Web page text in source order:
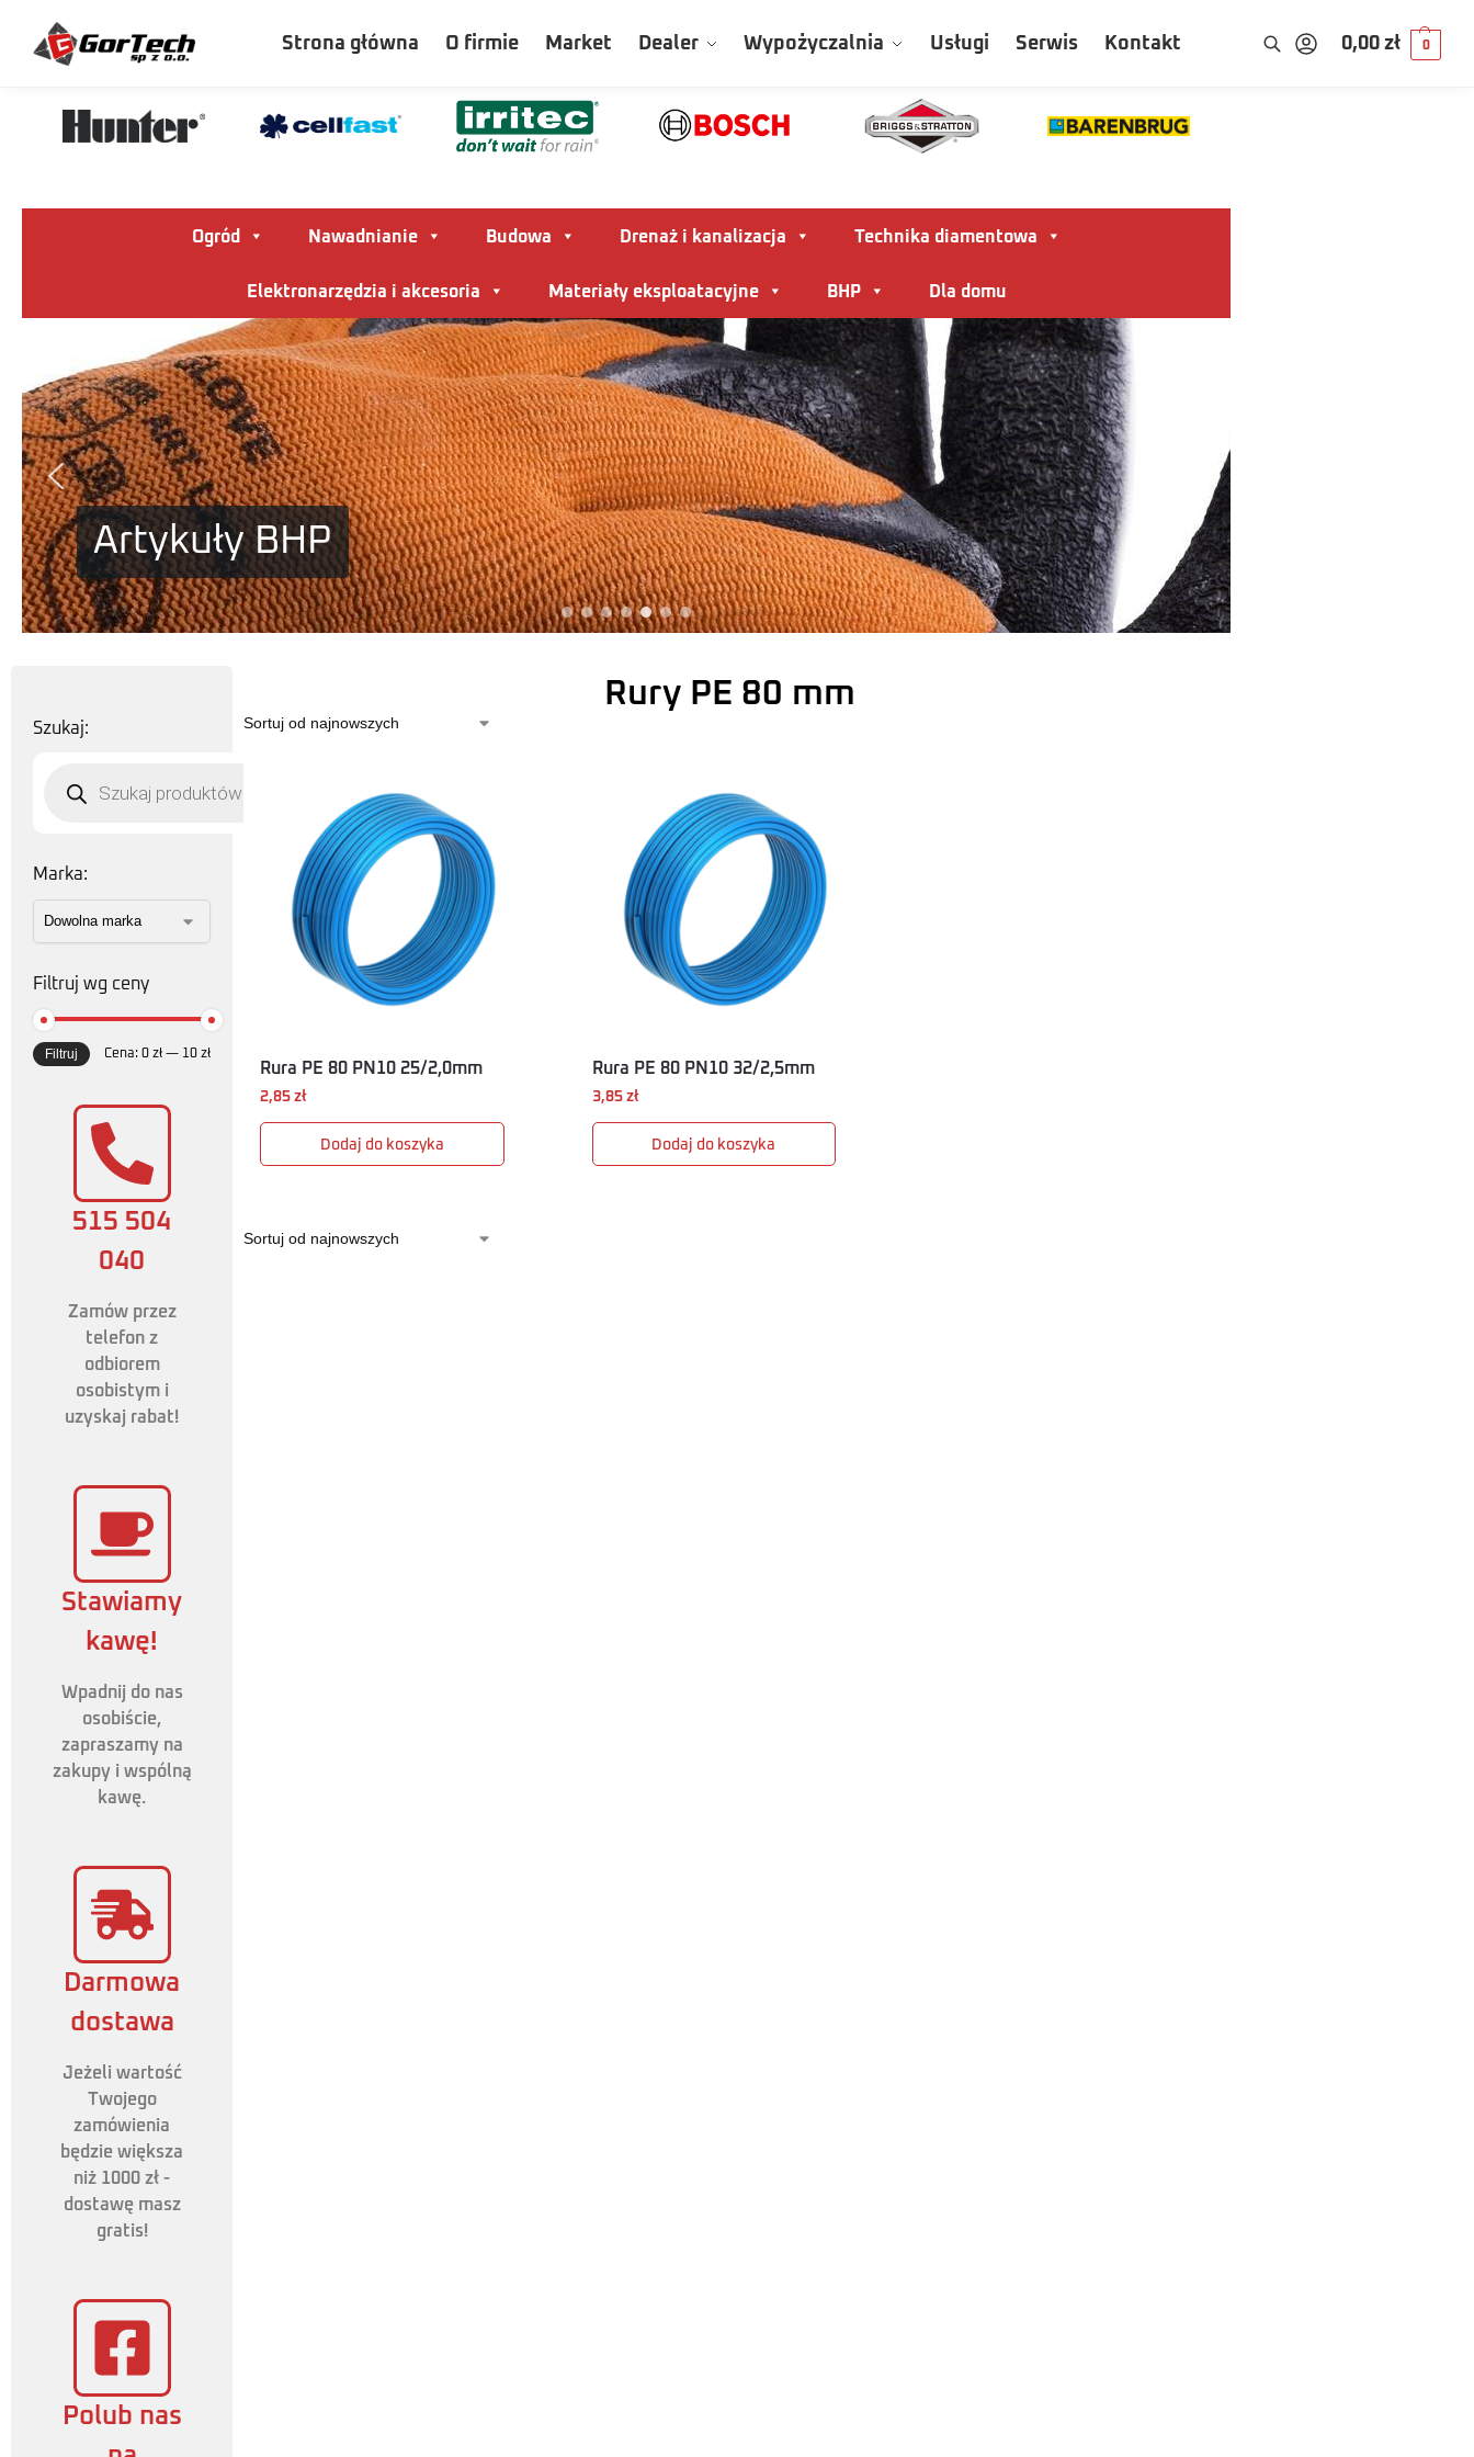
Strona główna O firmie Market Dealer Wypożyczalnia Usługi Serwis Kontakt
Szukaj 0,00 zł 0
Ogród Nawadnianie Budowa Drenaż i kanalizacja Technika diamentowa
Elektronarzędzia i akcesoria Materiały eksploatacyjne BHP Dla domu
Artykuły BHP
Szukaj:
Marka:
Filtruj wg ceny
Filtruj Cena:0 zł — 10 zł
515 504
040
Zamów przez
telefon z
odbiorem
osobistym i
uzyskaj rabat!
Stawiamy
kawę!
Wpadnij do nas
osobiście,
zapraszamy na
zakupy i wspólną
kawę.
Darmowa
dostawa
Jeżeli wartość
Twojego
zamówienia
będzie większa
niż 1000 zł -
dostawę masz
gratis!
Polub nas
Rury PE 80 mm
Rura PE 80 PN10 25/2,0mm
2,85zł
Dodaj do koszyka
Rura PE 80 PN10 32/2,5mm
3,85 zł
Dodaj do koszyka